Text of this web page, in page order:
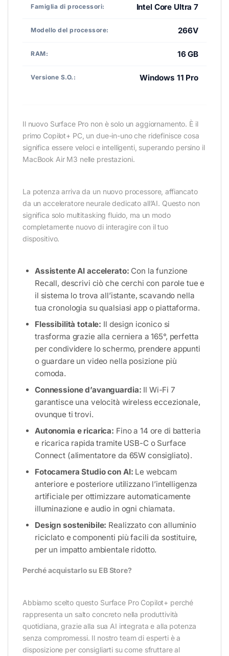
Famiglia di processori: Intel Core Ultra 7
Modello del processore: 266V
RAM: 16 GB
Versione S.O.: Windows 11 Pro
Il nuovo Surface Pro non è solo un aggiornamento. È il
primo Copilot+ PC, un due-in-uno che ridefinisce cosa
significa essere veloci e intelligenti, superando persino il
MacBook Air M3 nelle prestazioni.
La potenza arriva da un nuovo processore, affiancato
da un acceleratore neurale dedicato all’AI. Questo non
significa solo multitasking fluido, ma un modo
completamente nuovo di interagire con il tuo
dispositivo.
Assistente AI accelerato: Con la funzione
Recall, descrivi ciò che cerchi con parole tue e
il sistema lo trova all’istante, scavando nella
tua cronologia su qualsiasi app o piattaforma.
Flessibilità totale: Il design iconico si
trasforma grazie alla cerniera a 165°, perfetta
per condividere lo schermo, prendere appunti
o guardare un video nella posizione più
comoda.
Connessione d’avanguardia: Il Wi-Fi 7
garantisce una velocità wireless eccezionale,
ovunque ti trovi.
Autonomia e ricarica: Fino a 14 ore di batteria
e ricarica rapida tramite USB-C o Surface
Connect (alimentatore da 65W consigliato).
Fotocamera Studio con AI: Le webcam
anteriore e posteriore utilizzano l’intelligenza
artificiale per ottimizzare automaticamente
illuminazione e audio in ogni chiamata.
Design sostenibile: Realizzato con alluminio
riciclato e componenti più facili da sostituire,
per un impatto ambientale ridotto.
Perché acquistarlo su EB Store?
Abbiamo scelto questo Surface Pro Copilot+ perché
rappresenta un salto concreto nella produttività
quotidiana, grazie alla sua AI integrata e alla potenza
senza compromessi. Il nostro team di esperti è a
disposizione per consigliarti su come sfruttare al